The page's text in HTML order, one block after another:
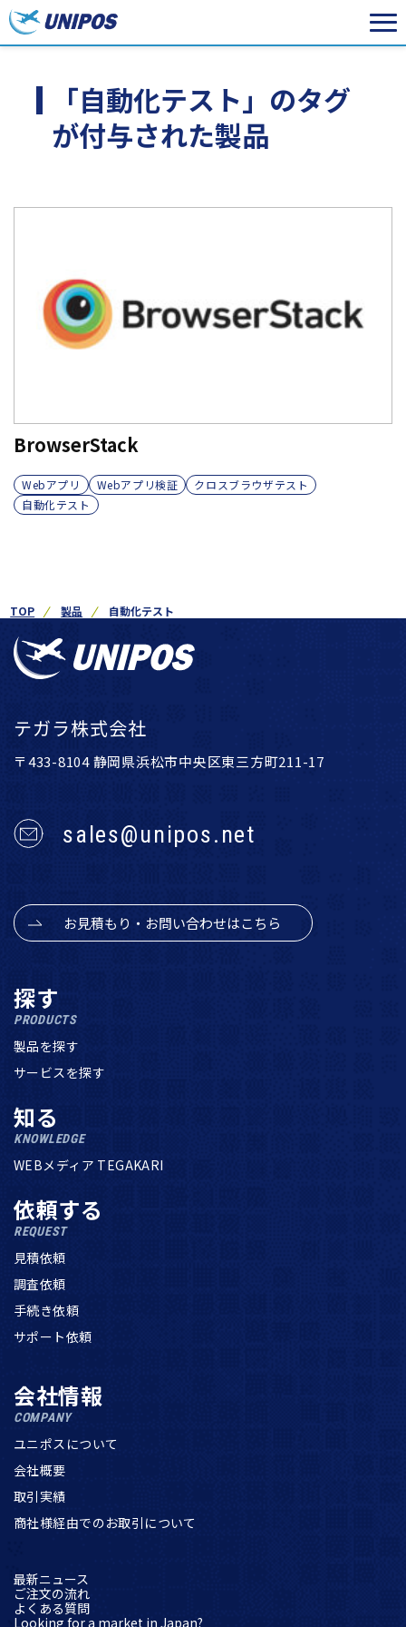
「自動化テスト」のタグ
が付与された製品
BrowserStack
Webアプリ Webアプリ検証
クロスブラウザテスト
自動化テスト
TOP 製品 自動化テスト
テガラ株式会社
〒433-8104 静岡県浜松市中央区東三方町211-17
sales@unipos.net
お見積もり・お問い合わせはこちら
探す
PRODUCTS
製品を探す
サービスを探す
知る
KNOWLEDGE
WEBメディア TEGAKARI
依頼する
REQUEST
見積依頼
調査依頼
手続き依頼
サポート依頼
会社情報
COMPANY
ユニポスについて
会社概要
取引実績
商社様経由でのお取引について
最新ニュース
ご注文の流れ
よくある質問
Looking for a market in Japan?